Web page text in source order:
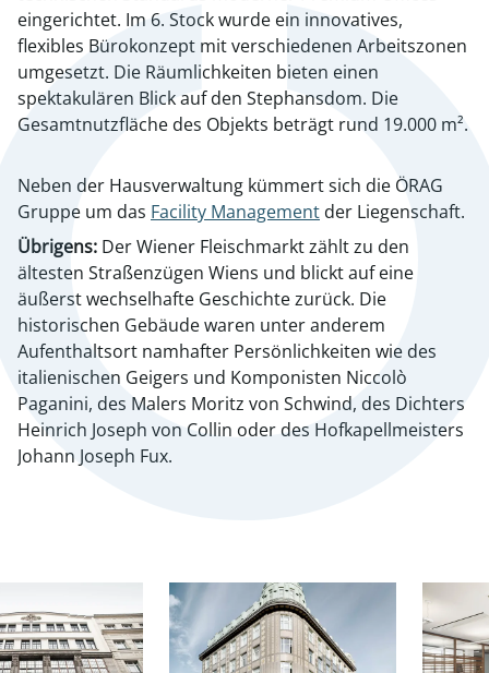
eingerichtet. Im 6. Stock wurde ein innovatives,
flexibles Bürokonzept mit verschiedenen Arbeitszonen
umgesetzt. Die Räumlichkeiten bieten einen
spektakulären Blick auf den Stephansdom. Die
Gesamtnutzfläche des Objekts beträgt rund 19.000 m².
Neben der Hausverwaltung kümmert sich die ÖRAG
Gruppe um das Facility Management der Liegenschaft.
Übrigens: Der Wiener Fleischmarkt zählt zu den
ältesten Straßenzügen Wiens und blickt auf eine
äußerst wechselhafte Geschichte zurück. Die
historischen Gebäude waren unter anderem
Aufenthaltsort namhafter Persönlichkeiten wie des
italienischen Geigers und Komponisten Niccolò
Paganini, des Malers Moritz von Schwind, des Dichters
Heinrich Joseph von Collin oder des Hofkapellmeisters
Johann Joseph Fux.